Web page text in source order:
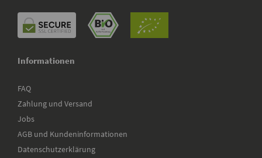
Informationen
FAQ
Zahlung und Versand
Jobs
AGB und Kundeninformationen
Datenschutzerklärung